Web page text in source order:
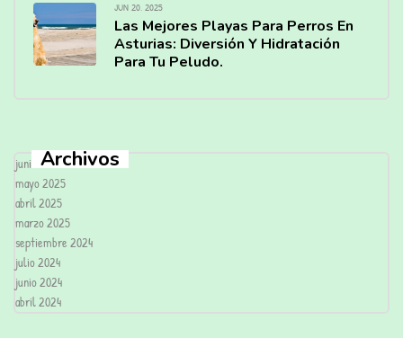
JUN 20, 2025
Las Mejores Playas Para Perros En
Asturias: Diversión Y Hidratación
Para Tu Peludo.
Archivos
junio 2025
mayo 2025
abril 2025
marzo 2025
septiembre 2024
julio 2024
junio 2024
abril 2024